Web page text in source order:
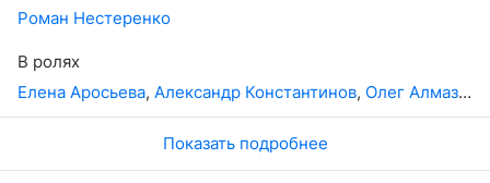
Роман Нестеренко
В ролях
Елена Аросьева, Александр Константинов, Олег Алмазов
Показать подробнее